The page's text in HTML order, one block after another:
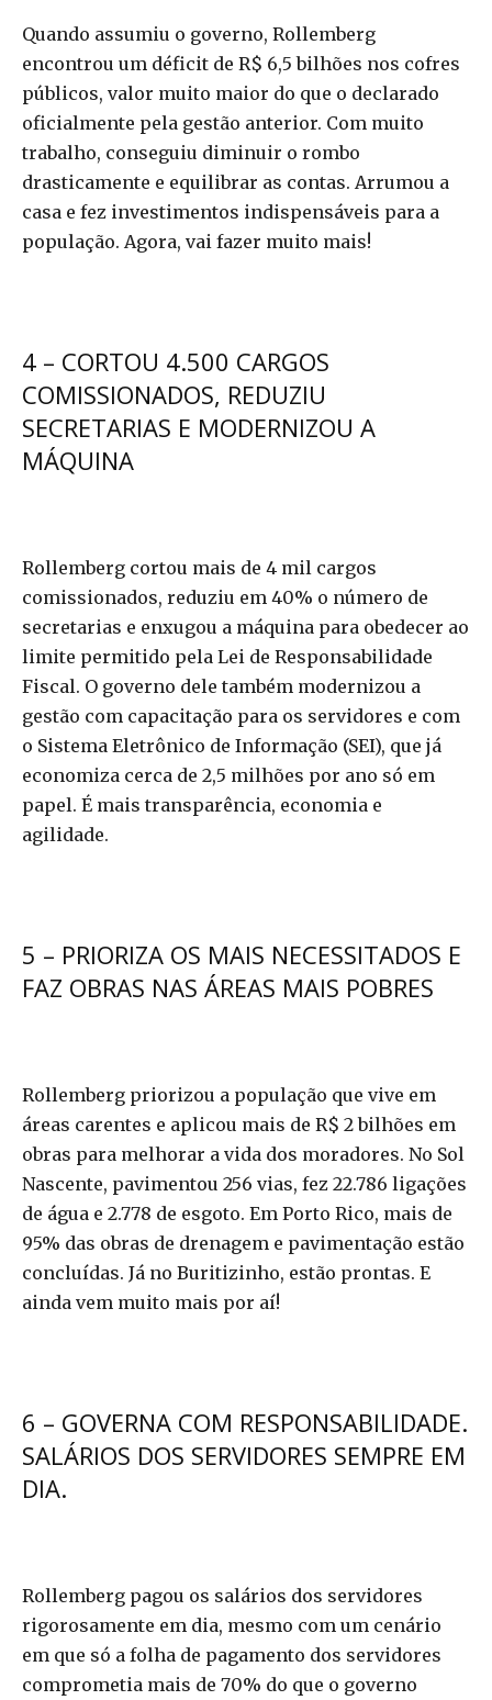
Quando assumiu o governo, Rollemberg
encontrou um déficit de R$ 6,5 bilhões nos cofres
públicos, valor muito maior do que o declarado
oficialmente pela gestão anterior. Com muito
trabalho, conseguiu diminuir o rombo
drasticamente e equilibrar as contas. Arrumou a
casa e fez investimentos indispensáveis para a
população. Agora, vai fazer muito mais!
4 – CORTOU 4.500 CARGOS
COMISSIONADOS, REDUZIU
SECRETARIAS E MODERNIZOU A
MÁQUINA
Rollemberg cortou mais de 4 mil cargos
comissionados, reduziu em 40% o número de
secretarias e enxugou a máquina para obedecer ao
limite permitido pela Lei de Responsabilidade
Fiscal. O governo dele também modernizou a
gestão com capacitação para os servidores e com
o Sistema Eletrônico de Informação (SEI), que já
economiza cerca de 2,5 milhões por ano só em
papel. É mais transparência, economia e
agilidade.
5 – PRIORIZA OS MAIS NECESSITADOS E
FAZ OBRAS NAS ÁREAS MAIS POBRES
Rollemberg priorizou a população que vive em
áreas carentes e aplicou mais de R$ 2 bilhões em
obras para melhorar a vida dos moradores. No Sol
Nascente, pavimentou 256 vias, fez 22.786 ligações
de água e 2.778 de esgoto. Em Porto Rico, mais de
95% das obras de drenagem e pavimentação estão
concluídas. Já no Buritizinho, estão prontas. E
ainda vem muito mais por aí!
6 – GOVERNA COM RESPONSABILIDADE.
SALÁRIOS DOS SERVIDORES SEMPRE EM
DIA.
Rollemberg pagou os salários dos servidores
rigorosamente em dia, mesmo com um cenário
em que só a folha de pagamento dos servidores
comprometia mais de 70% do que o governo